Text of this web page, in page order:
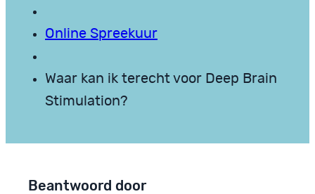
Online Spreekuur
Waar kan ik terecht voor Deep Brain
Stimulation?
Beantwoord door